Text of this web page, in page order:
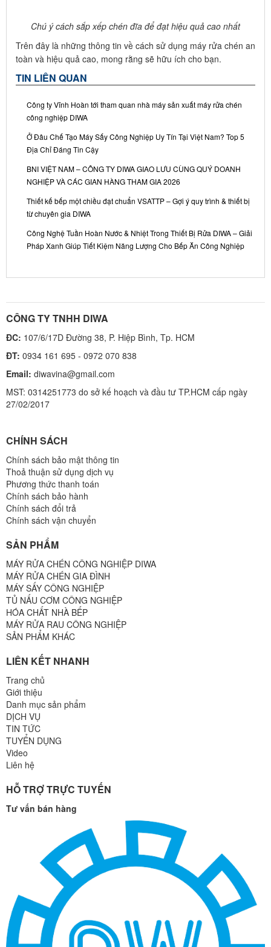
Chú ý cách sắp xếp chén đĩa để đạt hiệu quả cao nhất
Trên đây là những thông tin về cách sử dụng máy rửa chén an
toàn và hiệu quả cao, mong rằng sẽ hữu ích cho bạn.
TIN LIÊN QUAN
Công ty Vĩnh Hoàn tới tham quan nhà máy sản xuất máy rửa chén
công nghiệp DIWA
Ở Đâu Chế Tạo Máy Sấy Công Nghiệp Uy Tín Tại Việt Nam? Top 5
Địa Chỉ Đáng Tin Cậy
BNI VIỆT NAM – CÔNG TY DIWA GIAO LƯU CÙNG QUÝ DOANH
NGHIỆP VÀ CÁC GIAN HÀNG THAM GIA 2026
Thiết kế bếp một chiều đạt chuẩn VSATTP – Gợi ý quy trình & thiết bị
từ chuyên gia DIWA
Công Nghệ Tuần Hoàn Nước & Nhiệt Trong Thiết Bị Rửa DIWA – Giải
Pháp Xanh Giúp Tiết Kiệm Năng Lượng Cho Bếp Ăn Công Nghiệp
CÔNG TY TNHH DIWA
ĐC: 107/6/17D Đường 38, P. Hiệp Bình, Tp. HCM
ĐT: 0934 161 695 - 0972 070 838
Email: diwavina@gmail.com
MST: 0314251773 do sở kế hoạch và đầu tư TP.HCM cấp ngày
27/02/2017
CHÍNH SÁCH
Chính sách bảo mật thông tin
Thoả thuận sử dụng dịch vụ
Phương thức thanh toán
Chính sách bảo hành
Chính sách đổi trả
Chính sách vận chuyển
SẢN PHẨM
MÁY RỬA CHÉN CÔNG NGHIỆP DIWA
MÁY RỬA CHÉN GIA ĐÌNH
MÁY SẤY CÔNG NGHIỆP
TỦ NẤU CƠM CÔNG NGHIỆP
HÓA CHẤT NHÀ BẾP
MÁY RỬA RAU CÔNG NGHIỆP
SẢN PHẨM KHÁC
LIÊN KẾT NHANH
Trang chủ
Giới thiệu
Danh mục sản phẩm
DỊCH VỤ
TIN TỨC
TUYỂN DỤNG
Video
Liên hệ
HỖ TRỢ TRỰC TUYẾN
Tư vấn bán hàng